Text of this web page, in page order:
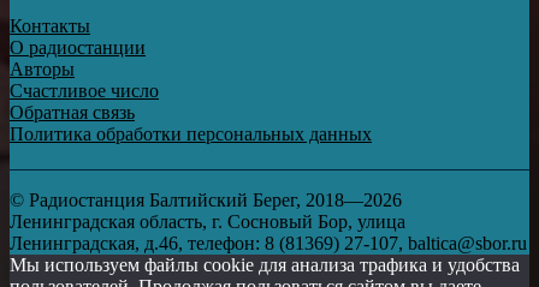
Контакты
О радиостанции
Авторы
Счастливое число
Обратная связь
Политика обработки персональных данных
© Радиостанция Балтийский Берег, 2018—2026
Ленинградская область, г. Сосновый Бор, улица
Ленинградская, д.46, телефон: 8 (81369) 27-107, baltica@sbor.ru
Мы используем файлы cookie для анализа трафика и удобства